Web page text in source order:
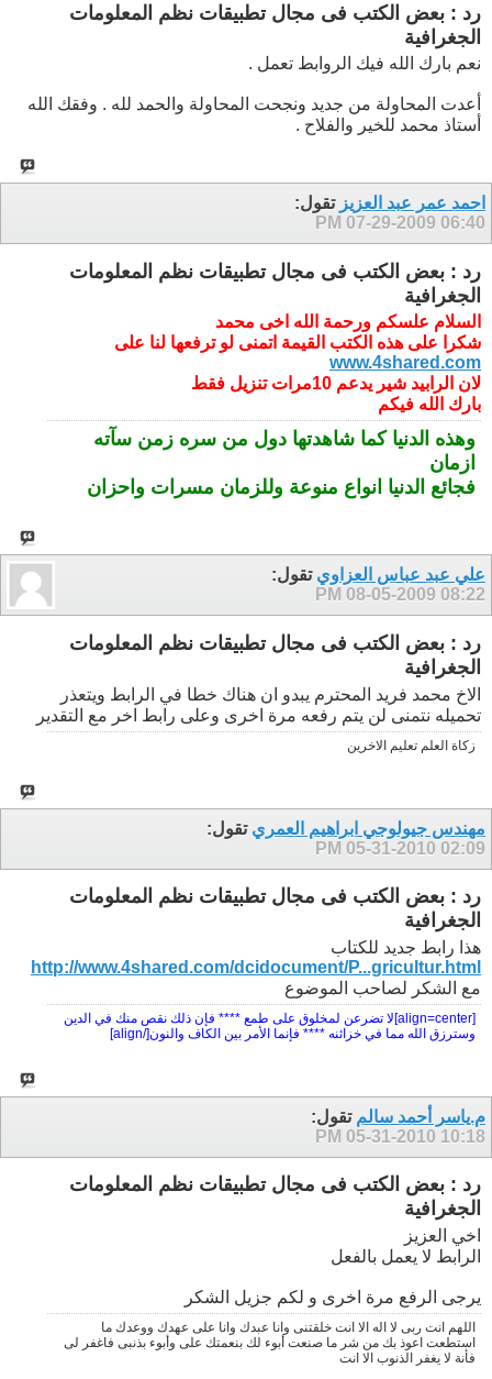
رد : بعض الكتب فى مجال تطبيقات نظم المعلومات
الجغرافية
نعم بارك الله فيك الروابط تعمل .
أعدت المحاولة من جديد ونجحت المحاولة والحمد لله . وفقك الله
أستاذ محمد للخير والفلاح .
احمد عمر عبد العزيز تقول:
07-29-2009 06:40 PM
رد : بعض الكتب فى مجال تطبيقات نظم المعلومات
الجغرافية
السلام علسكم ورحمة الله اخى محمد
شكرا على هذه الكتب القيمة اتمنى لو ترفعها لنا على
www.4shared.com
لان الرابيد شير يدعم 10مرات تنزيل فقط
بارك الله فيكم
وهذه الدنيا كما شاهدتها دول من سره زمن سآته
ازمان
فجائع الدنيا انواع منوعة وللزمان مسرات واحزان
علي عبد عباس العزاوي تقول:
08-05-2009 08:22 PM
رد : بعض الكتب فى مجال تطبيقات نظم المعلومات
الجغرافية
الاخ محمد فريد المحترم يبدو ان هناك خطا في الرابط ويتعذر
تحميله نتمنى لن يتم رفعه مرة اخرى وعلى رابط اخر مع التقدير
زكاة العلم تعليم الاخرين
مهندس جيولوجي ابراهيم العمري تقول:
05-31-2010 02:09 PM
رد : بعض الكتب فى مجال تطبيقات نظم المعلومات
الجغرافية
هذا رابط جديد للكتاب
http://www.4shared.com/dcidocument/P...gricultur.html
مع الشكر لصاحب الموضوع
[align=center]لا تضرعن لمخلوق على طمع **** فإن ذلك نقص منك في الدين
وسترزق الله مما في خزائنه **** فإنما الأمر بين الكاف والنون[/align]
م.ياسر أحمد سالم تقول:
05-31-2010 10:18 PM
رد : بعض الكتب فى مجال تطبيقات نظم المعلومات
الجغرافية
اخي العزيز
الرابط لا يعمل بالفعل
يرجى الرفع مرة اخرى و لكم جزيل الشكر
اللهم انت ربى لا اله الا انت خلقتنى وانا عبدك وانا على عهدك ووعدك ما
استطعت اعوذ بك من شر ما صنعت أبوء لك بنعمتك على وأبوء بذنبى فاغفر لى
فأنة لا يغفر الذنوب الا انت